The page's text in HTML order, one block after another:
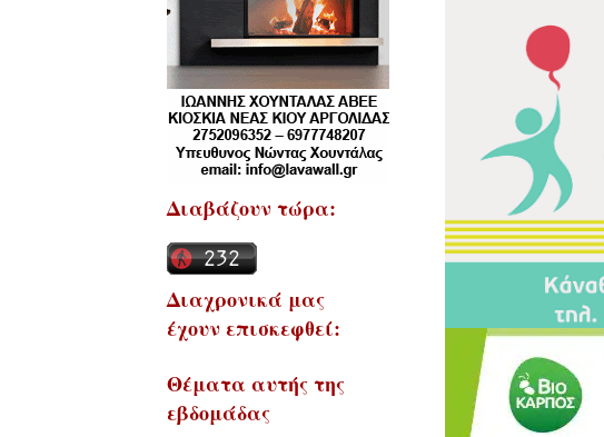
Διαβάζουν τώρα:
Διαχρονικά μας
έχουν επισκεφθεί:
Θέματα αυτής της
εβδομάδας